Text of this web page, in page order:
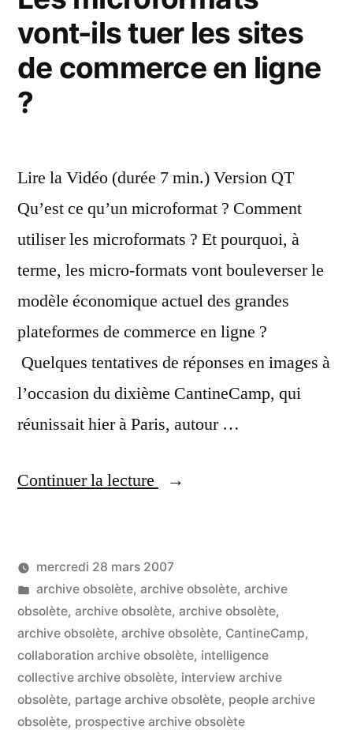
futur
pour
2020 »
vont-ils tuer les sites
de commerce en ligne
?
Lire la Vidéo (durée 7 min.) Version QT
Qu’est ce qu’un microformat ? Comment
utiliser les microformats ? Et pourquoi, à
terme, les micro-formats vont bouleverser le
modèle économique actuel des grandes
plateformes de commerce en ligne ?
Quelques tentatives de réponses en images à
l’occasion du dixième CantineCamp, qui
réunissait hier à Paris, autour …
Continuer la lecture
« Les
ils
tuer
les
sites
de
Publié
par
LucL
mercredi 28 mars 2007
Publié
dans
archive obsolète, archive obsolète, archive
obsolète, archive obsolète, archive obsolète,
archive obsolète, archive obsolète, CantineCamp,
collaboration archive obsolète, intelligence
collective archive obsolète, interview archive
obsolète, partage archive obsolète, people archive
obsolète, prospective archive obsolète